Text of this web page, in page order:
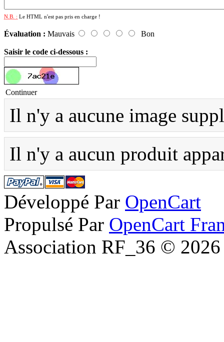
N.B. : Le HTML n'est pas pris en charge !
Évaluation : Mauvais Bon
Saisir le code ci-dessous :
Continuer
Il n'y a aucune image
Il n'y a aucun produit
Développé Par OpenCart
Propulsé Par OpenCart
Association RF_36 © 2026